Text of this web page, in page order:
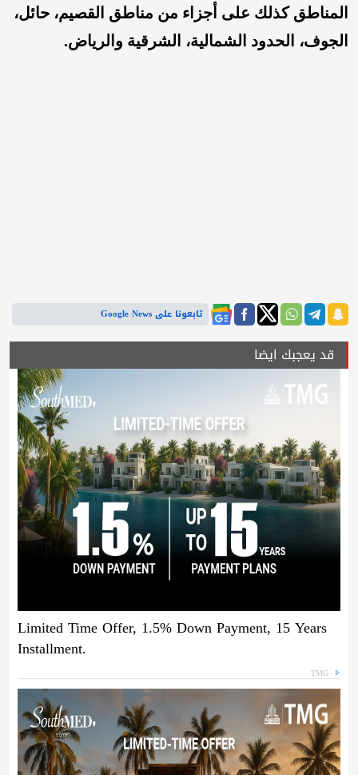
المناطق كذلك على أجزاء من مناطق القصيم، حائل،
الجوف، الحدود الشمالية، الشرقية والرياض.
تابعونا على Google News
قد يعجبك ايضا
Limited Time Offer, 1.5% Down Payment, 15 Years
Installment.
TMG